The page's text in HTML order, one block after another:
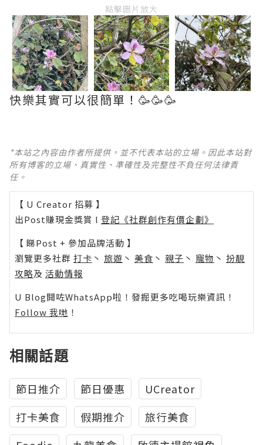
點擊圖片放大
快樂其實可以很簡單！🥳🥳🥳
*本站之內容由作者所提供，並不代表本站的立場。因此本站對
所有博客的立場、真實性、準確性及完整性不負任何法律責
任。
【 U Creator 招募 】
出Post賺現金獎賞 l 登記《社群創作有價企劃》
【 睇Post + 參加品牌活動 】
瀏覽更多社群 打卡 丶 旅遊 丶 美食 丶 親子 丶 寵物 丶 扮靚
攻略及 活動情報
U Blog開咗WhatsApp啦！發掘更多吃喝玩樂資訊！
Follow 我哋 ！
相關話題
節日推介 節日優惠
UCreator
打卡美食
假期推介
旅行美食